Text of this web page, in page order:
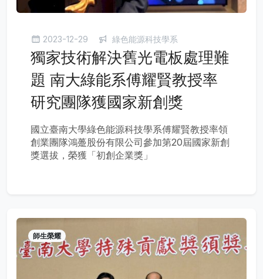
2023-12-29 綠色能源科技學系
獨家技術解決舊光電板處理難
題 南大綠能系傅耀賢教授率
研究團隊獲國家新創獎
國立臺南大學綠色能源科技學系傅耀賢教授率領
創業團隊鴻躉股份有限公司參加第20屆國家新創
獎選拔，榮獲「初創企業獎」
師生榮耀